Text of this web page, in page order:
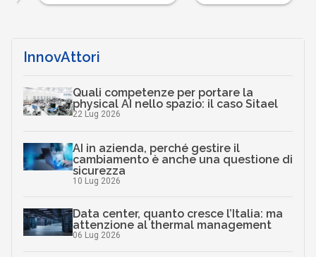
InnovAttori
Quali competenze per portare la
physical AI nello spazio: il caso Sitael
22 Lug 2026
AI in azienda, perché gestire il
cambiamento è anche una questione di
sicurezza
10 Lug 2026
Data center, quanto cresce l’Italia: ma
attenzione al thermal management
06 Lug 2026